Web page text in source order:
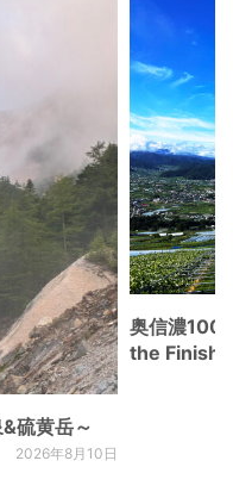
硫黄岳～
2026年8月10日
奥信濃100
the Finish